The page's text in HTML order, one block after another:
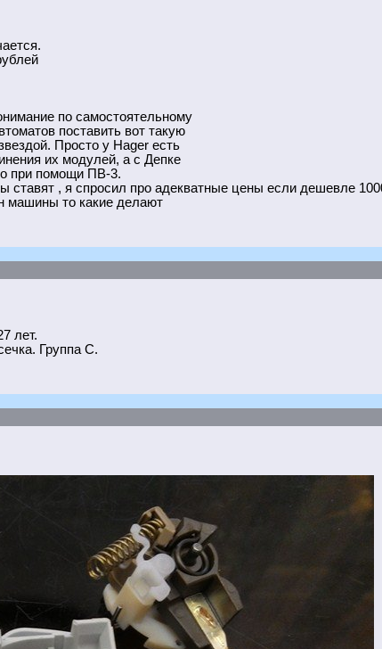
по самостоятельному
поставить вот такую
Просто у Hager есть
их модулей, а с Депке
при помощи ПВ-3.
ставят , я спросил про адекватные цены если дешевле
машины то какие делают
лет.
Группа С.